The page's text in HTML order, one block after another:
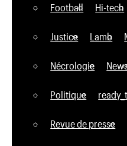
Football Hi-tech
Justice Lamb
Nécrologie
Politique
Revue de presse